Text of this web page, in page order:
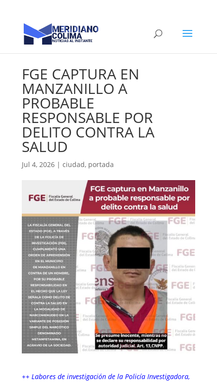
FGE CAPTURA EN
MANZANILLO A
PROBABLE
RESPONSABLE POR
DELITO CONTRA LA
SALUD
Jul 4, 2026| ciudad, portada
++ Labores de investigación de la Policía Investigadora,